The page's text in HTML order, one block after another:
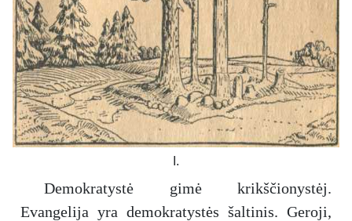
I.
Demokratystė gimė krikščionystėj.
Evangelija yra demokratystės šaltinis. Geroji,